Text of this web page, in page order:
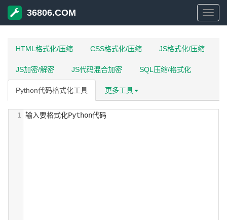
36806.COM
HTML格式化/压缩 CSS格式化/压缩 JS格式化/压缩
JS加密/解密 JS代码混合加密 SQL压缩/格式化
Python代码格式化工具 更多工具
输入要格式化Python代码
1